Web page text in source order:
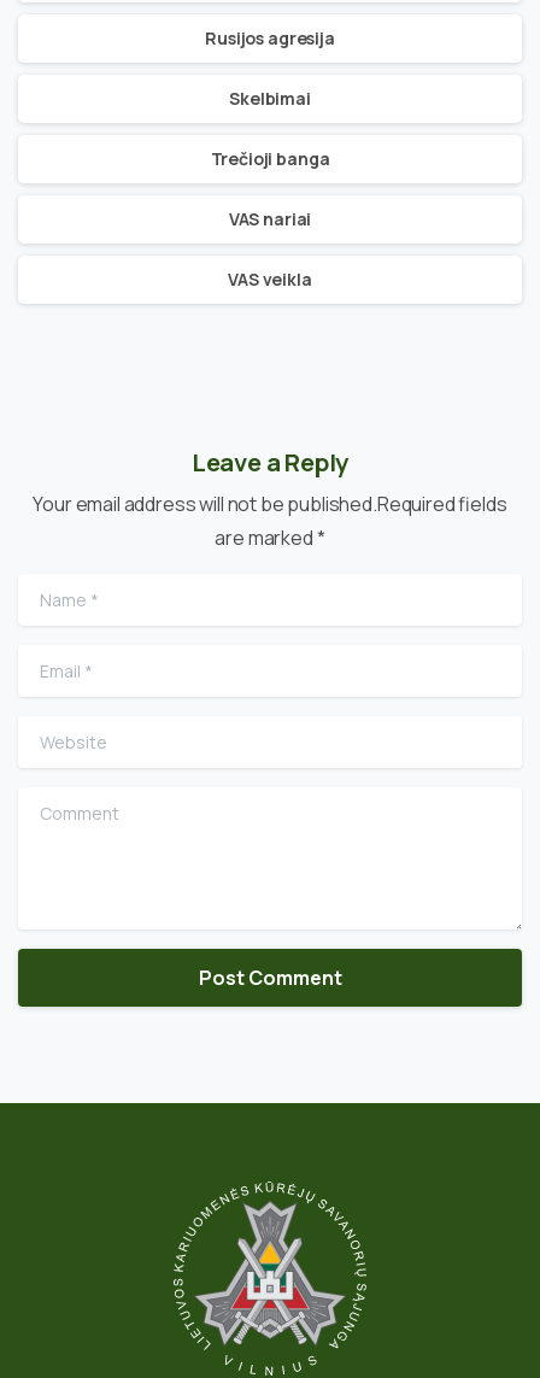
Rusijos agresija
Skelbimai
Trečioji banga
VAS nariai
VAS veikla
Leave a Reply
Your email address will not be published.Required fields
are marked *
Name
Email
Website
Comment